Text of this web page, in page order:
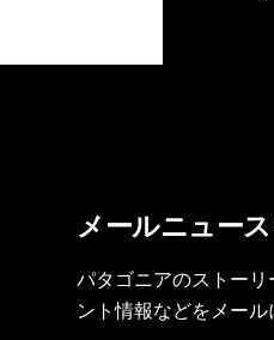
メールニュー
パタゴニアのストー
ント情報などをメール